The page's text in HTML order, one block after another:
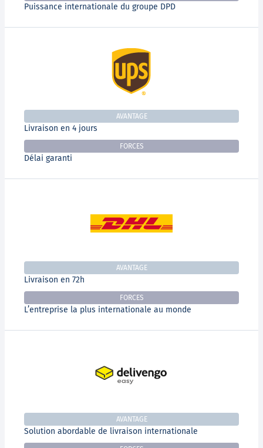
Puissance internationale du groupe DPD
AVANTAGE
Livraison en 4 jours
FORCES
Délai garanti
AVANTAGE
Livraison en 72h
FORCES
L’entreprise la plus internationale au monde
AVANTAGE
Solution abordable de livraison internationale